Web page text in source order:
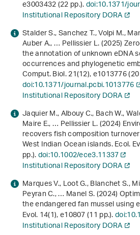
e3003432 (22 pp.).doi:10.1371/
Institutional Repository DORA
Stalder S., Sanchez T., Volpi M.,
Auber A., … Pellissier L. (2025)
the annotation of unknown eDNA
occurrences and phylogenetic
Comput. Biol.21(12), e1013776
doi:10.1371/journal.pcbi.1013776
Institutional Repository DORA
Jaquier M., Albouy C., Bach W.,
Maire E., … Pellissier L. (2024)
recovers fish composition
West Indian Ocean islands. Ecol.
pp.).doi:10.1002/ece3.11337
Institutional Repository DORA
Marques V., Loot G., Blanchet S.,
Peyran C., … Manel S. (2024)
the endangered fan mussel using
Evol.14(1), e10807 (11 pp.).
Institutional Repository DORA